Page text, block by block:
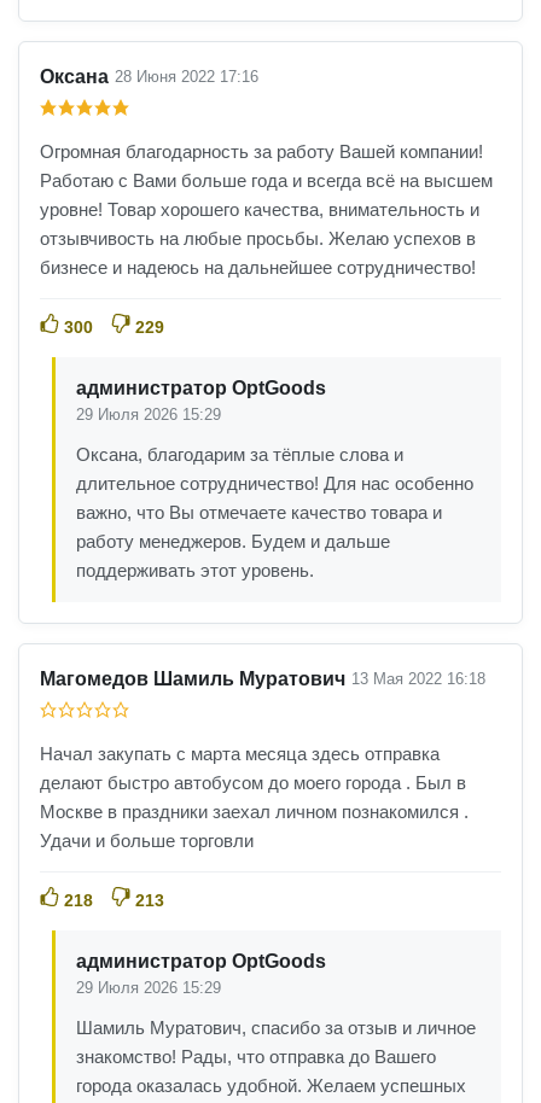
Оксана 28 Июня 2022 17:16
Огромная благодарность за работу Вашей компании!
Работаю с Вами больше года и всегда всё на высшем
уровне! Товар хорошего качества, внимательность и
отзывчивость на любые просьбы. Желаю успехов в
бизнесе и надеюсь на дальнейшее сотрудничество!
300 229
администратор OptGoods
29 Июля 2026 15:29
Оксана, благодарим за тёплые слова и
длительное сотрудничество! Для нас особенно
важно, что Вы отмечаете качество товара и
работу менеджеров. Будем и дальше
поддерживать этот уровень.
Магомедов Шамиль Муратович 13 Мая 2022 16:18
Начал закупать с марта месяца здесь отправка
делают быстро автобусом до моего города . Был в
Москве в праздники заехал личном познакомился .
Удачи и больше торговли
218 213
администратор OptGoods
29 Июля 2026 15:29
Шамиль Муратович, спасибо за отзыв и личное
знакомство! Рады, что отправка до Вашего
города оказалась удобной. Желаем успешных